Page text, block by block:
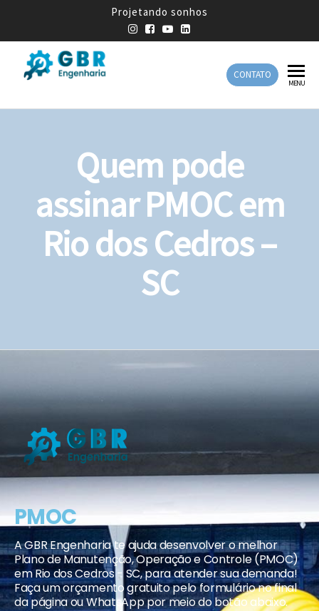
Projetando sonhos
Engenharia
Engenharia
CONTATO
MENU
Quem pode
assinar PMOC em
Rio dos Cedros –
SC
PMOC
A GBR Engenharia te ajuda desenvolver o melhor
Plano de Manutenção, Operação e Controle (PMOC)
em Rio dos Cedros - SC, para atender sua demanda!
Faça um orçamento gratuito pelo formulário no final
da página ou WhatsApp por meio do botão abaixo.